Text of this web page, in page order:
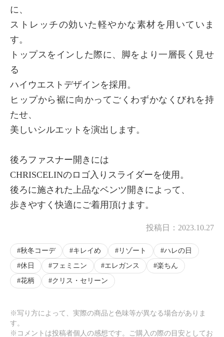
に、
ストレッチの効いた軽やかな素材を用いていま
す。
トップスをインした際に、脚をより一層長く見せ
る
ハイウエストデザインを採用。
ヒップから裾に向かってごくわずかなくびれを持
たせ、
美しいシルエットを演出します。
後ろファスナー開きには
CHRISCELINのロゴ入りスライダーを使用。
後ろに施された上品なベンツ開きによって、
歩きやすく快適にご着用頂けます。
投稿日： 2023.10.27
秋冬コーデ キレイめ リゾート
ハレの日
休日
フェミニン エレガンス
楽ちん
花柄
クリス・セリーン
※写り方によって、実際の商品と色味等が異なる場合がありま
す。
※コメントは投稿者個人の感想です。ご購入の際の目安としてお